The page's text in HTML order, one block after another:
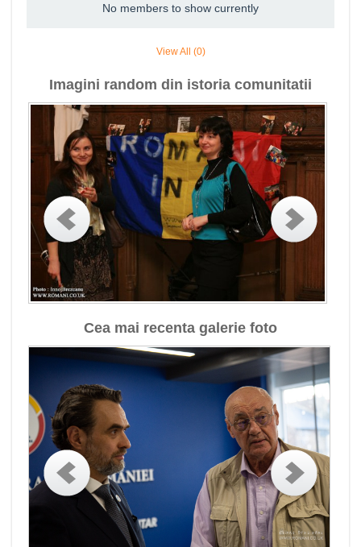
No members to show currently
View All (0)
Imagini random din istoria comunitatii
Cea mai recenta galerie foto